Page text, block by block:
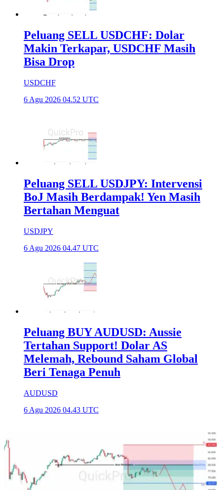
Peluang SELL USDCHF: Dolar
Makin Terkapar, USDCHF Masih
Bisa Drop
USDCHF
6 Agu 2026 04.52 UTC
Peluang SELL USDJPY: Intervensi
BoJ Masih Berdampak! Yen Masih
Bertahan Menguat
USDJPY
6 Agu 2026 04.47 UTC
Peluang BUY AUDUSD: Aussie
Tertahan Support! Dolar AS
Melemah, Rebound Saham Global
Beri Tenaga Penuh
AUDUSD
6 Agu 2026 04.43 UTC